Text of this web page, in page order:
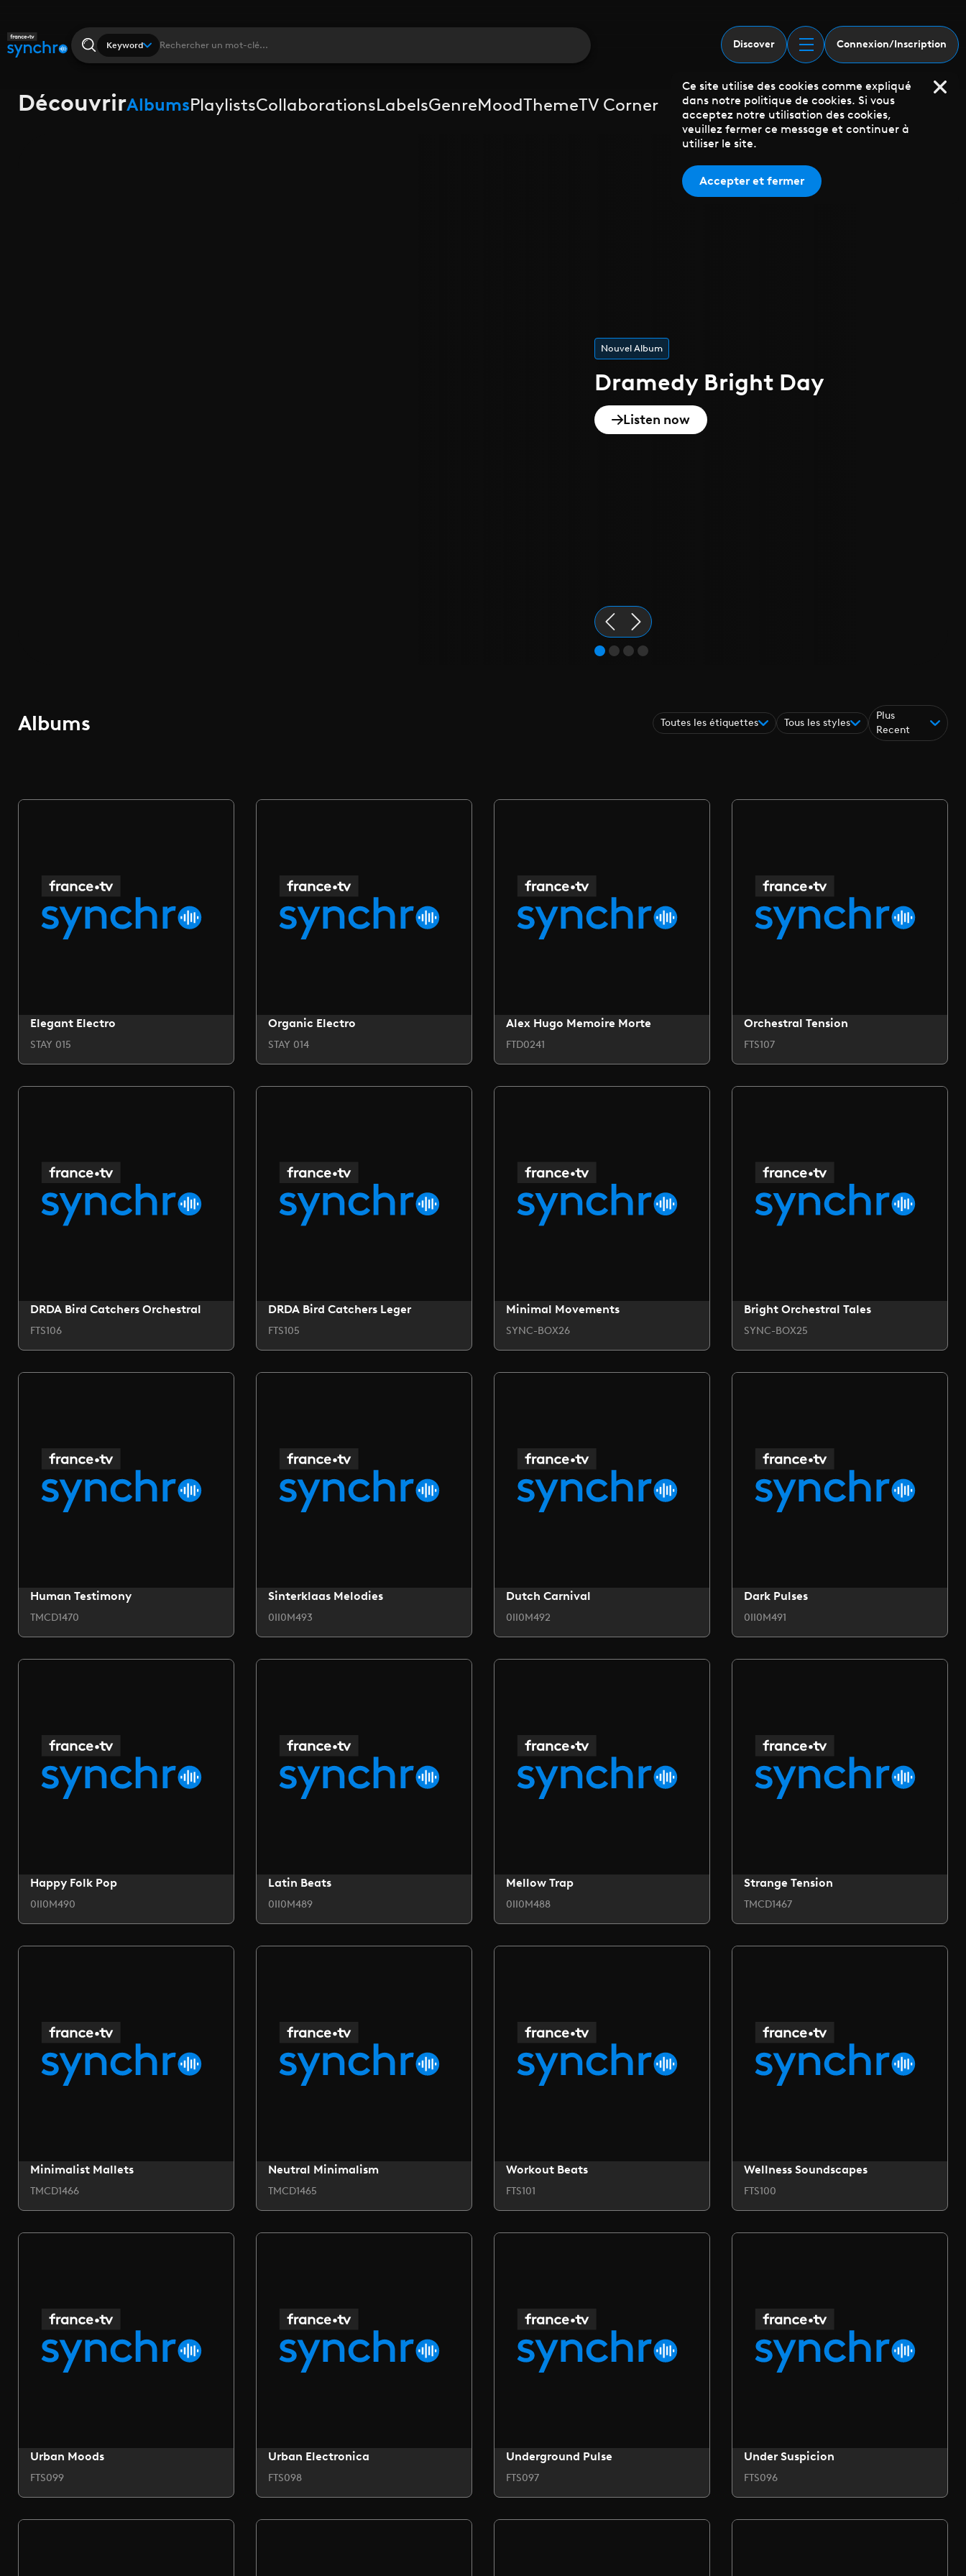
Keyword Discover Connexion/Inscription
DécouvrirAlbumsPlaylistsCollaborationsLabelsGenreMoodThemeTV Corner
Playlist de l'été
Epique
Discover
Albums Toutes les étiquettes Tous les styles
Plus
Recent
Elegant Electro
STAY 015
Organic Electro
STAY 014
Alex Hugo Memoire Morte
FTD0241
Orchestral Tension
FTS107
DRDA Bird Catchers Orchestral
FTS106
DRDA Bird Catchers Leger
FTS105
Minimal Movements
SYNC-BOX26
Bright Orchestral Tales
SYNC-BOX25
Human Testimony
TMCD1470
Sinterklaas Melodies
0II0M493
Dutch Carnival
0II0M492
Dark Pulses
0II0M491
Happy Folk Pop
0II0M490
Latin Beats
0II0M489
Mellow Trap
0II0M488
Strange Tension
TMCD1467
Minimalist Mallets
TMCD1466
Neutral Minimalism
TMCD1465
Workout Beats
FTS101
Wellness Soundscapes
FTS100
Urban Moods
FTS099
Urban Electronica
FTS098
Underground Pulse
FTS097
Under Suspicion
FTS096
Ce site utilise des cookies comme expliqué
dans notre politique de cookies. Si vous
acceptez notre utilisation des cookies,
veuillez fermer ce message et continuer à
utiliser le site.
Accepter et fermer